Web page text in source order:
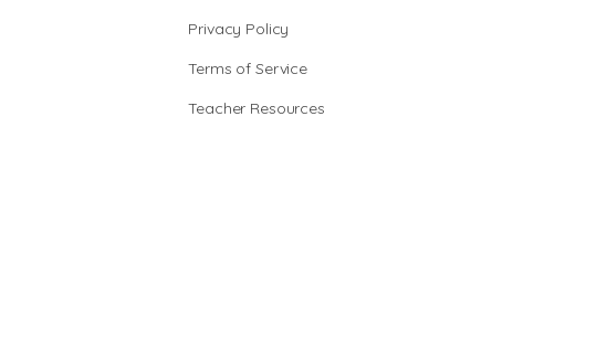
Privacy Policy
Terms of Service
Teacher Resources